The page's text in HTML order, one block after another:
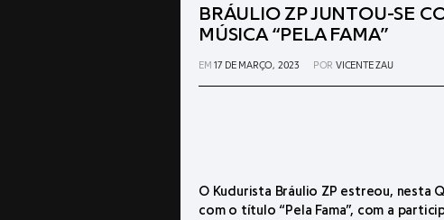
BRÁULIO ZP JUNTOU-SE
MÚSICA “PELA FAMA”
EM17 DE MARÇO, 2023 PORVICENTE ZAU
O Kudurista Bráulio ZP estreou, nesta
com o título “Pela Fama”, com a